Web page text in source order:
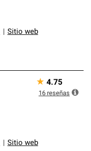
Sitio web
Sitio web
★ 4.75
16 reseñas